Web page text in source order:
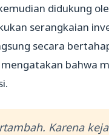
didukung
serangkaian
secara
bahwa
Karena